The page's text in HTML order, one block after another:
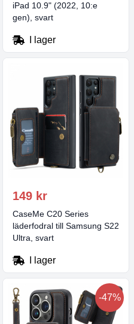
iPad 10.9" (2022, 10:e
gen), svart
I lager
149 kr
CaseMe C20 Series
läderfodral till Samsung S22
Ultra, svart
I lager
-47%